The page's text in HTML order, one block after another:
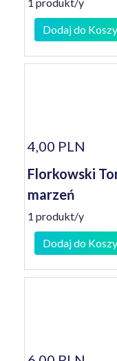
Dodaj do
4,00 PLN
Florkowski
marzeń
1 produkt/y
Dodaj do